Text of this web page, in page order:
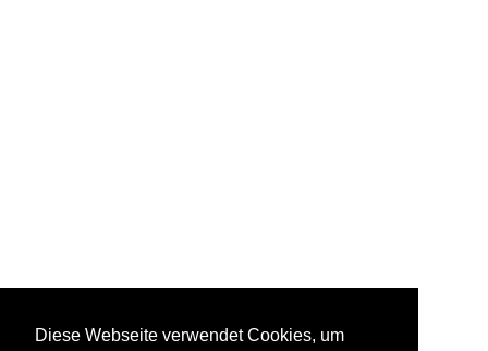
Diese Webseite verwendet Cookies, um